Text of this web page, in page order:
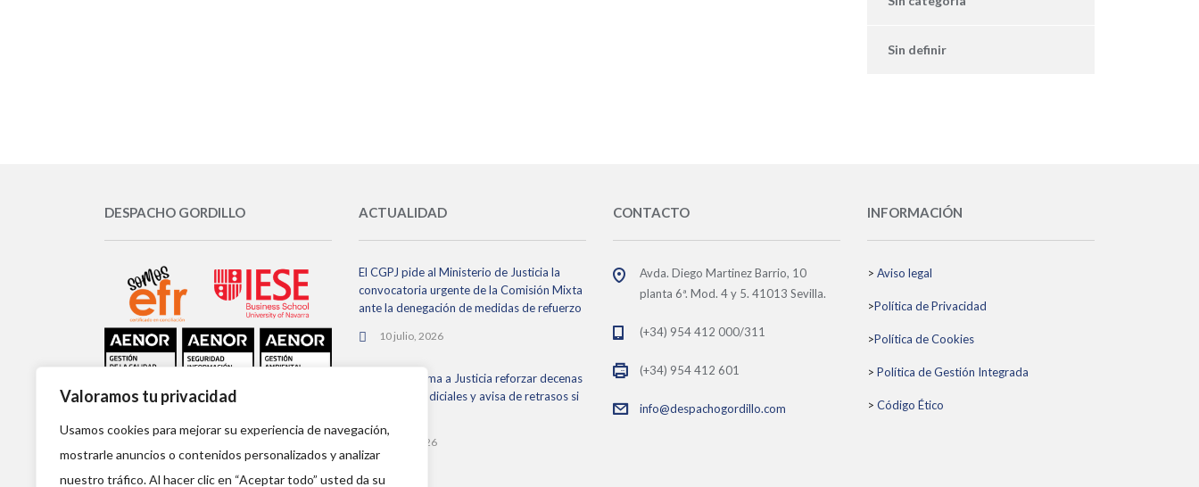
Valoramos tu privacidad
Usamos cookies para mejorar su experiencia de navegación,
mostrarle anuncios o contenidos personalizados y analizar
nuestro tráfico. Al hacer clic en “Aceptar todo” usted da su
Sin definir
DESPACHO GORDILLO ACTUALIDAD
El CGPJ pide al Ministerio de Justicia la
convocatoria urgente de la Comisión Mixta
ante la denegación de medidas de refuerzo
10 julio, 2026
El CGPJ reclama a Justicia reforzar decenas
de órganos judiciales y avisa de retrasos si
2 julio, 2026
CONTACTO
Avda. Diego Martinez Barrio, 10
planta 6ª. Mod. 4 y 5. 41013 Sevilla.
(+34) 954 412 000/311
(+34) 954 412 601
info@despachogordillo.com
INFORMACIÓN
> Aviso legal
>Política de Privacidad
>Política de Cookies
> Política de Gestión Integrada
> Código Ético